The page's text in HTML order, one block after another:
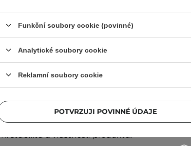
otevření
vnější použití.
pokožku.
očima.
podráždění, přestaňte přípravek používat.
dětí.
teplotě na stinném místě. Kolísání teplot
stabilitu a vlastnosti produktu.
Funkční soubory cookie (povinné)
Analytické soubory cookie
Reklamní soubory cookie
POTVRZUJI POVINNÉ ÚDAJE